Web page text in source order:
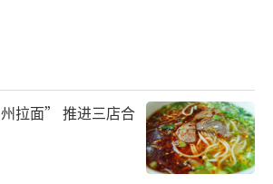
拉面” 推进三店合